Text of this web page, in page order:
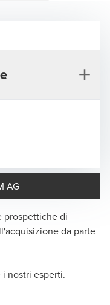
AG
prospettiche di
da parte
nostri esperti.
Zurigo -